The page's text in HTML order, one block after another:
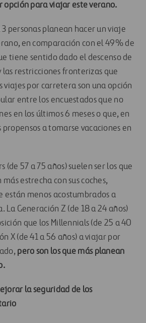
opción para viajar este verano.
3 personas planean hacer un viaje
en comparación con el 49% de
tiene sentido dado el descenso de
las restricciones fronterizas que
viajes por carretera son una opción
entre los encuestados que no
en los últimos 6 meses o que, en
a tomarse vacaciones en
(de 57 a 75 años) suelen ser los que
estrecha con sus coches,
están menos acostumbrados a
Generación Z (de 18 a 24 años)
que los Millennials (de 25 a 40
X (de 41 a 56 años) a viajar por
pero son los que más planean
la seguridad de los